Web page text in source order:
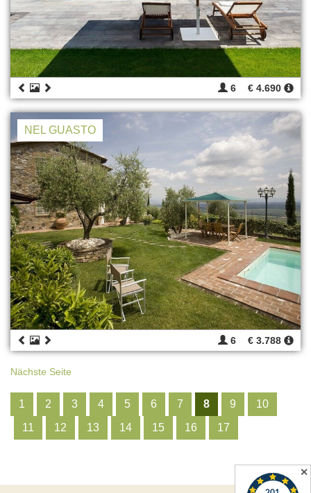
6 € 4.690
NEL GUASTO
6 € 3.788
Nächste Seite
1 2 3 4 5 6 7 8 9
10
11
12 13 14 15 16 17
✕